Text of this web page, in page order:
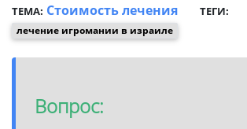
ТЕМА: Стоимость лечения ТЕГИ:
лечение игромании в израиле
Вопрос: